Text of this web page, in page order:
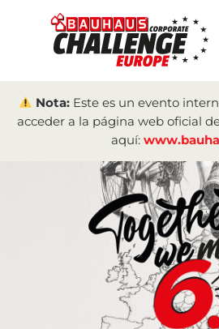
Nota: Este es un evento
acceder a la página web oficial
aquí: